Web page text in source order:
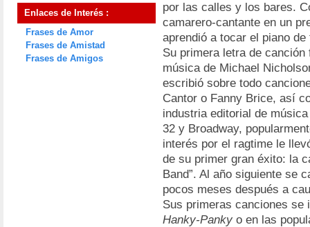
Enlaces de Interés :
Frases de Amor
Frases de Amistad
Frases de Amigos
por las calles y los bares.
camarero-cantante en un
aprendió a tocar el piano
Su primera letra de canción
música de Michael
escribió sobre todo
Cantor o Fanny Brice, así
industria editorial de
32 y Broadway,
interés por el ragtime le
de su primer gran éxito: la
Band”. Al año siguiente se
pocos meses después a
Sus primeras canciones se
Hanky-Panky o en las